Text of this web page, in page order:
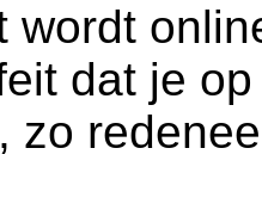
wordt
dat je
zo